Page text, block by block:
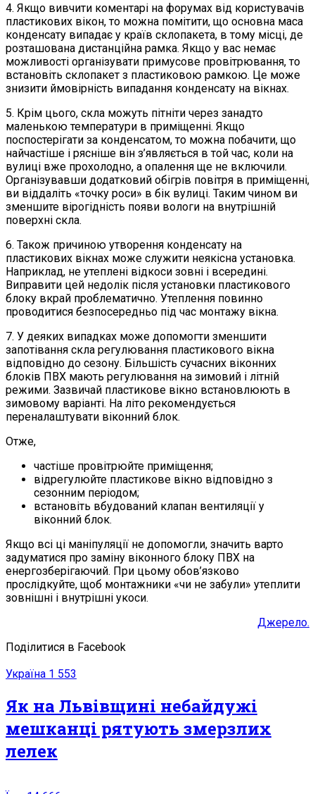
4. Якщо вивчити коментарі на форумах від користувачів
пластикових вікон, то можна помітити, що основна маса
конденсату випадає у країв склопакета, в тому місці, де
розташована дистанційна рамка. Якщо у вас немає
можливості організувати примусове провітрювання, то
встановіть склопакет з пластиковою рамкою. Це може
знизити ймовірність випадання конденсату на вікнах.
5. Крім цього, скла можуть пітніти через занадто
маленькою температури в приміщенні. Якщо
поспостерігати за конденсатом, то можна побачити, що
найчастіше і рясніше він з’являється в той час, коли на
вулиці вже прохолодно, а опалення ще не включили.
Організувавши додатковий обігрів повітря в приміщенні,
ви віддаліть «точку роси» в бік вулиці. Таким чином ви
зменшите вірогідність появи вологи на внутрішній
поверхні скла.
6. Також причиною утворення конденсату на
пластикових вікнах може служити неякісна установка.
Наприклад, не утеплені відкоси зовні і всередині.
Виправити цей недолік після установки пластикового
блоку вкрай проблематично. Утеплення повинно
проводитися безпосередньо під час монтажу вікна.
7. У деяких випадках може допомогти зменшити
запотівання скла регулювання пластикового вікна
відповідно до сезону. Більшість сучасних віконних
блоків ПВХ мають регулювання на зимовий і літній
режими. Зазвичай пластикове вікно встановлюють в
зимовому варіанті. На літо рекомендується
переналаштувати віконний блок.
Отже,
частіше провітрюйте приміщення;
відрегулюйте пластикове вікно відповідно з
сезонним періодом;
встановіть вбудований клапан вентиляції у
віконний блок.
Якщо всі ці маніпуляції не допомогли, значить варто
задуматися про заміну віконного блоку ПВХ на
енергозберігаючий. При цьому обов’язково
прослідкуйте, щоб монтажники «чи не забули» утеплити
зовнішні і внутрішні укоси.
Джерело.
Поділитися в Facebook
Україна 1 553
Як на Львівщині небайдужі
мешканці рятують змерзлих
лелек